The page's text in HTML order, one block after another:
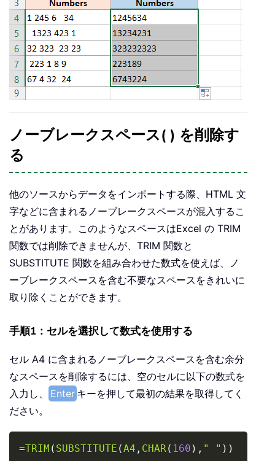
ノーブレークスペース( ) を削除す
る
他のソースからデータをインポートする際、HTML 文
字などに含まれるノーブレークスペースが混入するこ
とがあります。このようなスペースはExcel の TRIM
関数では削除できませんが、TRIM 関数と
SUBSTITUTE 関数を組み合わせた数式を使えば、ノ
ーブレークスペースを含む不要なスペースをきれいに
取り除くことができます。
手順1：セルを選択して数式を使用する
セル A4 に含まれるノーブレークスペースを含む余分
なスペースを削除するには、空のセルに以下の数式を
入力し、
Enter キーを押して最初の結果を取得してく
ださい。
=TRIM ( SUBSTITUTE (A4 , CHAR( 160 ) , " " ) )
Copy